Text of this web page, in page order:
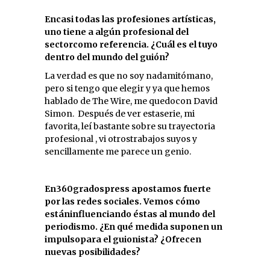
Encasi todas las profesiones artísticas,
uno tiene a algún profesional del
sectorcomo referencia. ¿Cuál es el tuyo
dentro del mundo del guión?
La verdad es que no soy nadamitómano,
pero si tengo que elegir y ya que hemos
hablado de The Wire, me quedocon David
Simon. Después de ver estaserie, mi
favorita, leí bastante sobre su trayectoria
profesional , vi otrostrabajos suyos y
sencillamente me parece un genio.
En360gradospress apostamos fuerte
por las redes sociales. Vemos cómo
estáninfluenciando éstas al mundo del
periodismo. ¿En qué medida suponen un
impulsopara el guionista? ¿Ofrecen
nuevas posibilidades?